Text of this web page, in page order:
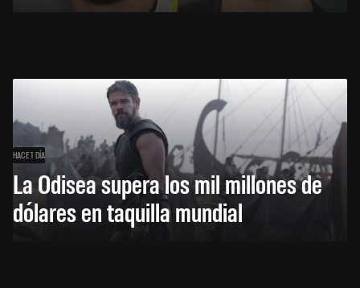
HACE 1 DÍA
La Odisea supera los mil millones de
dólares en taquilla mundial